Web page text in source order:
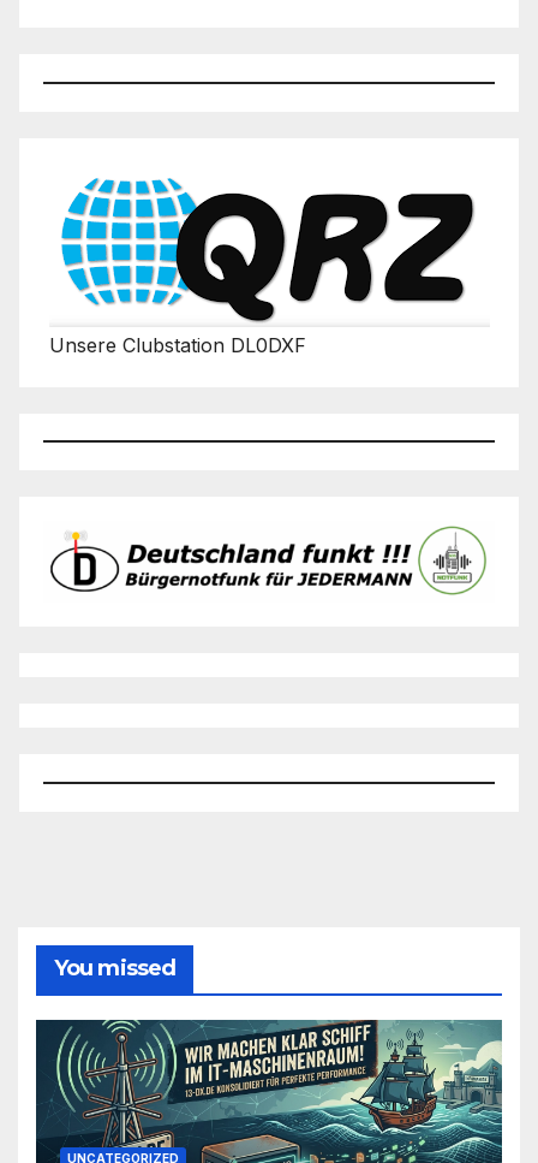
Unsere Clubstation DL0DXF
You missed
UNCATEGORIZED